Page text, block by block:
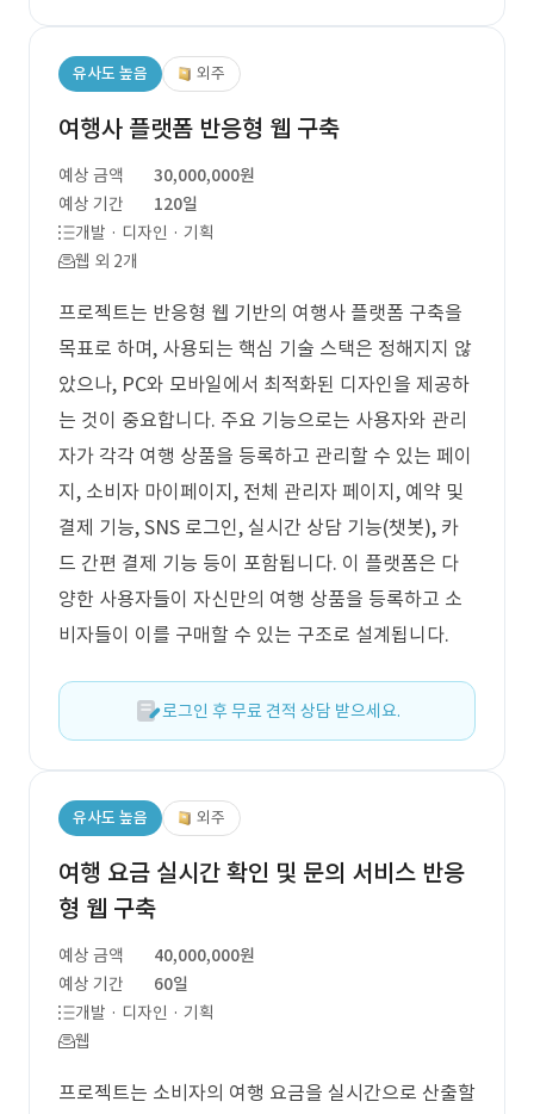
유사도 높음 외주
여행사 플랫폼 반응형 웹 구축
예상 금액
30,000,000원
예상 기간
120일
개발 · 디자인 · 기획
웹 외 2개
프로젝트는 반응형 웹 기반의 여행사 플랫폼 구축을
목표로 하며, 사용되는 핵심 기술 스택은 정해지지 않
았으나, PC와 모바일에서 최적화된 디자인을 제공하
는 것이 중요합니다. 주요 기능으로는 사용자와 관리
자가 각각 여행 상품을 등록하고 관리할 수 있는 페이
지, 소비자 마이페이지, 전체 관리자 페이지, 예약 및
결제 기능, SNS 로그인, 실시간 상담 기능(챗봇), 카
드 간편 결제 기능 등이 포함됩니다. 이 플랫폼은 다
양한 사용자들이 자신만의 여행 상품을 등록하고 소
비자들이 이를 구매할 수 있는 구조로 설계됩니다.
로그인 후 무료 견적 상담 받으세요.
유사도 높음 외주
여행 요금 실시간 확인 및 문의 서비스 반응
형 웹 구축
예상 금액
40,000,000원
예상 기간
60일
개발 · 디자인 · 기획
웹
프로젝트는 소비자의 여행 요금을 실시간으로 산출할